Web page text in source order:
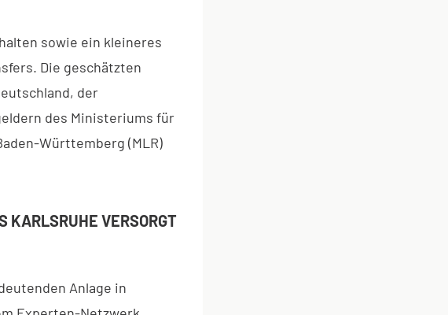
sowie ein kleineres
Die geschätzten
der
des Ministeriums für
Württemberg (MLR)
KARLSRUHE VERSORGT
Anlage in